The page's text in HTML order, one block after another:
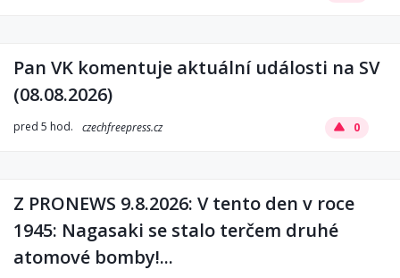
Pan VK komentuje aktuální události na SV
(08.08.2026)
pred 5 hod. czechfreepress.cz 0
Z PRONEWS 9.8.2026: V tento den v roce
1945: Nagasaki se stalo terčem druhé
atomové bomby!...